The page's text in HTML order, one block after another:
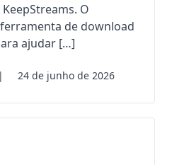
O
de download
ajudar […]
| 24 de junho de 2026